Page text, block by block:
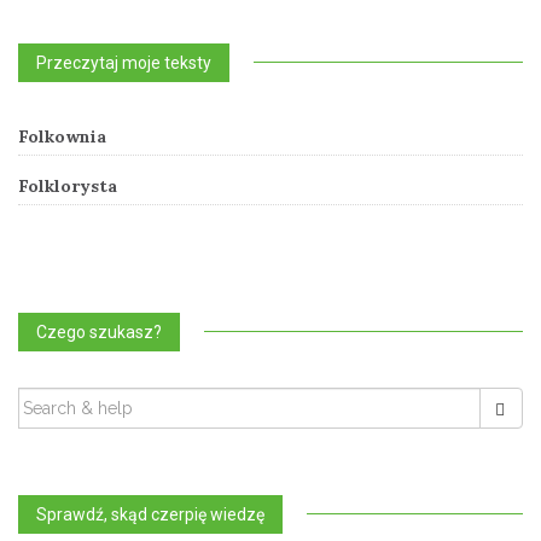
Przeczytaj moje teksty
Folkownia
Folklorysta
Czego szukasz?
SEARCH
FOR:
Sprawdź, skąd czerpię wiedzę